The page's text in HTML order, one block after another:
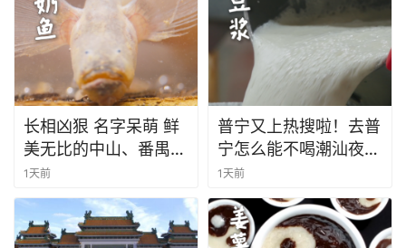
长相凶狠 名字呆萌 鲜
美无比的中山、番禺特
色~#老广的味道 #纪
录片 #家常菜 #
1天前
普宁又上热搜啦！去普
宁怎么能不喝潮汕夜豆
浆呢~#潮汕美食 #普
宁 #老广的味道 #
1天前